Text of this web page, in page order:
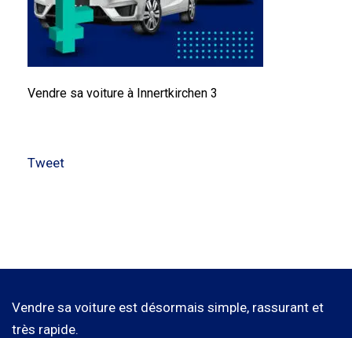
Vendre sa voiture à Innertkirchen 3
Tweet
Vendre sa voiture est désormais simple, rassurant et
très rapide.